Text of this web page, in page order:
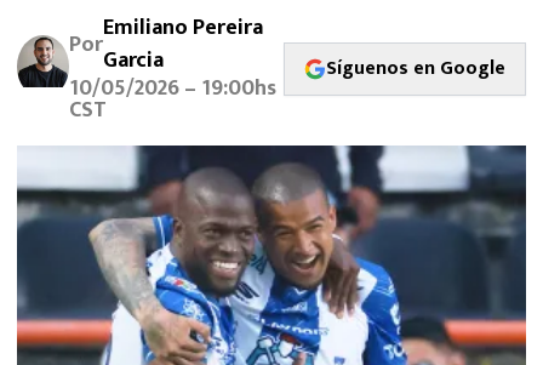
FUTBOL INTERNACIONAL
MEXICANOS EN EL EXTRANJERO
FUTBOL ESTUFA
FÓRMULA 1
LIGA MX
PorEmiliano Pereira
Garcia
10/05/2026 – 19:00hs
CST
Síguenos en Google